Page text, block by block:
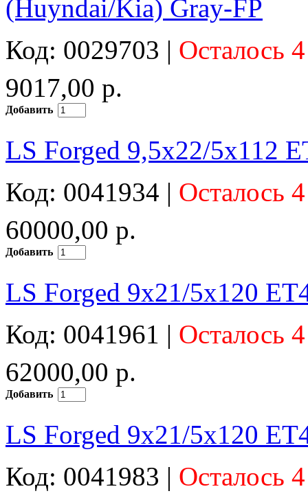
(Huyndai/Kia) Gray-FP
Код: 0029703 | Осталось
9017,00 р.
Добавить
LS Forged 9,5x22/5x112
Код: 0041934 | Осталось
60000,00 р.
Добавить
LS Forged 9x21/5x120
Код: 0041961 | Осталось
62000,00 р.
Добавить
LS Forged 9x21/5x120
Код: 0041983 | Осталось